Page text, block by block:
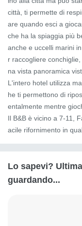
città, ti permette di
are quando esci a
che ha la spiaggia più
anche e uccelli marini
r raccogliere
na vista panoramica
L'intero hotel utilizza
he ti permettono di
entalmente mentre
Il B&B è vicino a 7-11,
acile rifornimento in
Lo sapevi?
guardando...